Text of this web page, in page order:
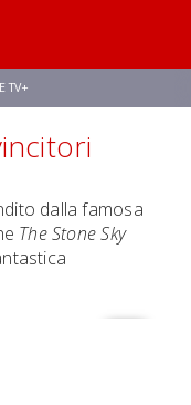
TV+
DOOMSDAY
dalla famosa
The Stone Sky